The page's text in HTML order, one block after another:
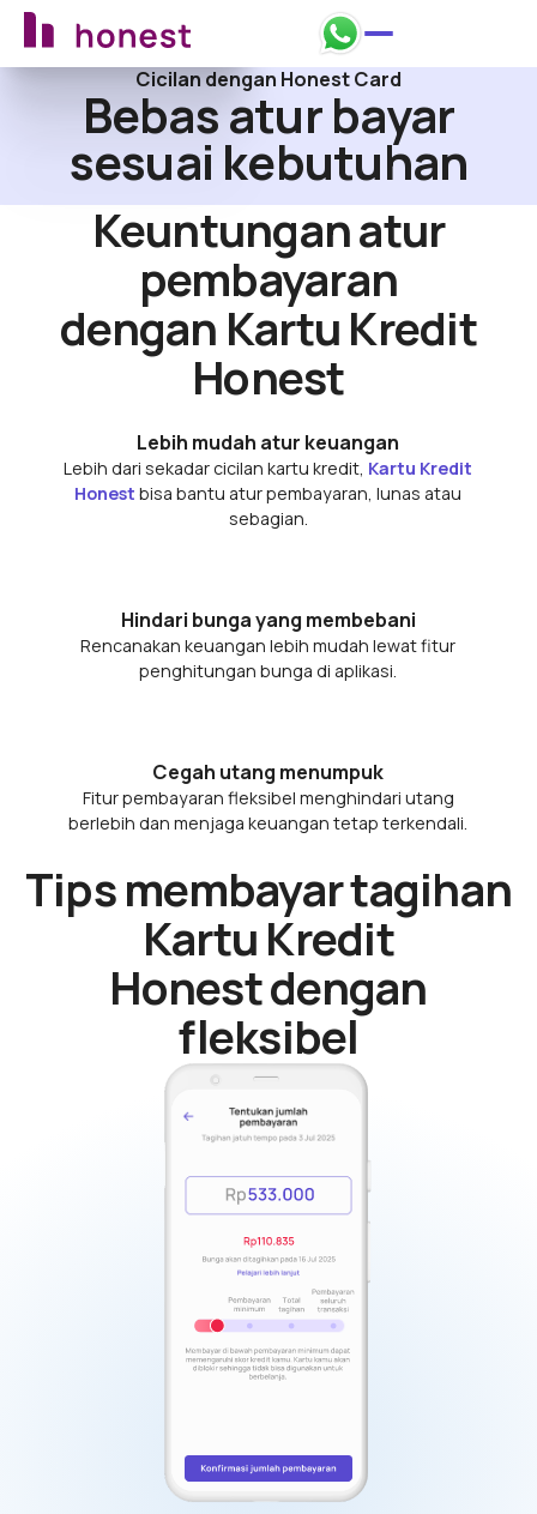
Ajukan sekarang
Ajukan sekarang
Cicilan dengan Honest Card
Bebas atur bayar
sesuai kebutuhan
Keuntungan atur
pembayaran
dengan Kartu Kredit
Honest
Lebih mudah atur keuangan
Lebih dari sekadar cicilan kartu kredit, Kartu Kredit
Honest bisa bantu atur pembayaran, lunas atau
sebagian.
Hindari bunga yang membebani
Rencanakan keuangan lebih mudah lewat fitur
penghitungan bunga di aplikasi.
Cegah utang menumpuk
Fitur pembayaran fleksibel menghindari utang
berlebih dan menjaga keuangan tetap terkendali.
Tips membayar tagihan
Kartu Kredit
Honest dengan
fleksibel